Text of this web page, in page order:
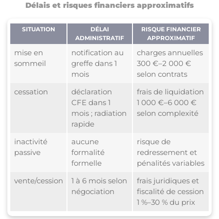
Délais et risques financiers approximatifs
SITUATION
DÉLAI
ADMINISTRATIF
RISQUE FINANCIER
APPROXIMATIF
mise en
sommeil
notification au
greffe dans 1
mois
charges annuelles
300 €–2 000 €
selon contrats
cessation
déclaration
CFE dans 1
mois ; radiation
rapide
frais de liquidation
1 000 €–6 000 €
selon complexité
inactivité
passive
aucune
formalité
formelle
risque de
redressement et
pénalités variables
vente/cession
1 à 6 mois selon
négociation
frais juridiques et
fiscalité de cession
1 %–30 % du prix